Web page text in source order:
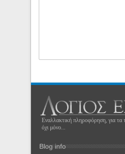
Εναλλακτική πληροφόρηση, για τα
όχι μόνο...
Blog info